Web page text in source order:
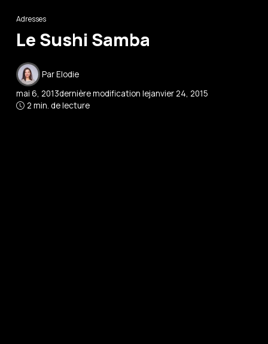
Adresses
Le Sushi Samba
ParElodie
mai 6, 2013dernière modification lejanvier 24, 2015
2 min. de lecture